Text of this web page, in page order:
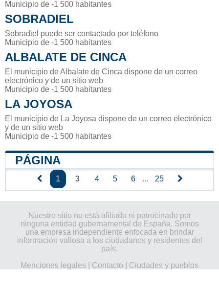
Municipio de -1 500 habitantes
SOBRADIEL
Sobradiel puede ser contactado por teléfono
Municipio de -1 500 habitantes
ALBALATE DE CINCA
El municipio de Albalate de Cinca dispone de un correo
electrónico y de un sitio web
Municipio de -1 500 habitantes
LA JOYOSA
El municipio de La Joyosa dispone de un correo electrónico
y de un sitio web
Municipio de -1 500 habitantes
PÁGINA
1 3 4 5 6 ... 25
Nuestro sitio no está afiliado ni patrocinado por
ninguna entidad gubernamental de España. Somos
una empresa independiente enfocada en brindar
información valiosa a los ciudadanos y residentes del
país.
Menciones legales
Contacto
Ciudades y pueblos